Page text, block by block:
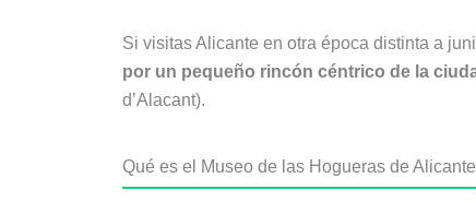
Si visitas Alicante en otra época distinta a
por un pequeño rincón céntrico de la
d’Alacant).
Qué es el Museo de las Hogueras de Alicante